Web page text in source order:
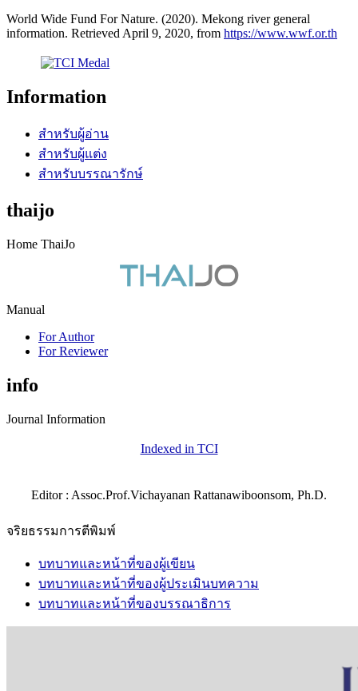
World Wide Fund For Nature. (2020). Mekong river general
information. Retrieved April 9, 2020, from https://www.wwf.or.th
Information
สำหรับผู้อ่าน
สำหรับผู้แต่ง
สำหรับบรรณารักษ์
thaijo
Home ThaiJo
Manual
For Author
For Reviewer
info
Journal Information
Indexed in TCI
Editor : Assoc.Prof.Vichayanan Rattanawiboonsom, Ph.D.
จริยธรรมการตีพิมพ์
บทบาทและหน้าที่ของผู้เขียน
บทบาทและหน้าที่ของผู้ประเมินบทความ
บทบาทและหน้าที่ของบรรณาธิการ